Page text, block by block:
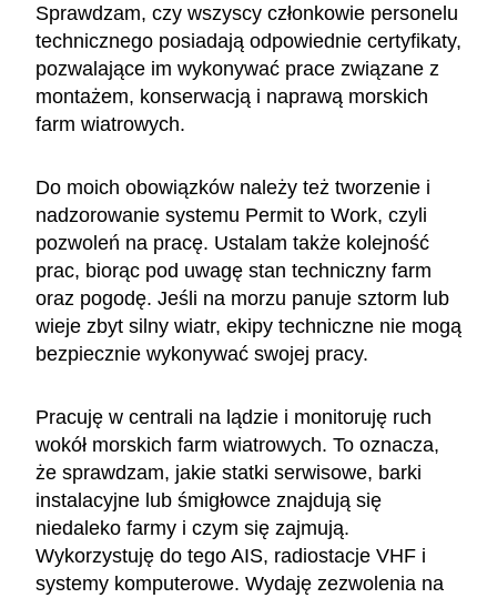
Sprawdzam, czy wszyscy członkowie personelu
technicznego posiadają odpowiednie certyfikaty,
pozwalające im wykonywać prace związane z
montażem, konserwacją i naprawą morskich
farm wiatrowych.
Do moich obowiązków należy też tworzenie i
nadzorowanie systemu Permit to Work, czyli
pozwoleń na pracę. Ustalam także kolejność
prac, biorąc pod uwagę stan techniczny farm
oraz pogodę. Jeśli na morzu panuje sztorm lub
wieje zbyt silny wiatr, ekipy techniczne nie mogą
bezpiecznie wykonywać swojej pracy.
Pracuję w centrali na lądzie i monitoruję ruch
wokół morskich farm wiatrowych. To oznacza,
że sprawdzam, jakie statki serwisowe, barki
instalacyjne lub śmigłowce znajdują się
niedaleko farmy i czym się zajmują.
Wykorzystuję do tego AIS, radiostacje VHF i
systemy komputerowe. Wydaję zezwolenia na